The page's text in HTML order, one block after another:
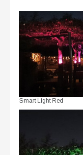
Smart Light Red